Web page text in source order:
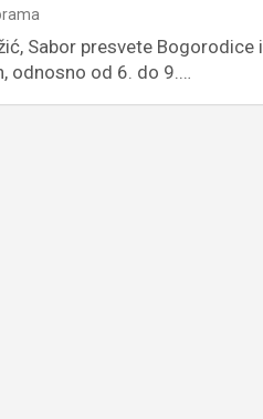
Sabor presvete Bogorodice i
odnosno od 6. do 9.…